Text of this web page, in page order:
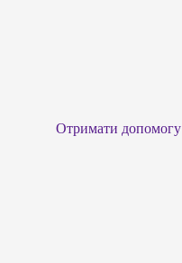
Отримати допомогу